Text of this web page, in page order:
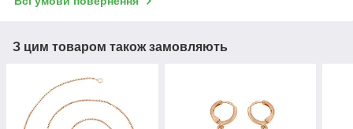
З цим товаром також замовляють